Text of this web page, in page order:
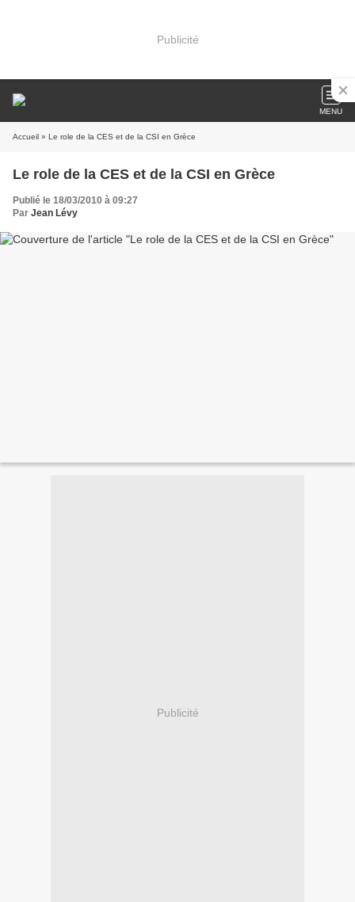
Publicité
MENU
Accueil » Le role de la CES et de la CSI en Grèce
Le role de la CES et de la CSI en Grèce
Publié le 18/03/2010 à 09:27
Par Jean Lévy
Publicité